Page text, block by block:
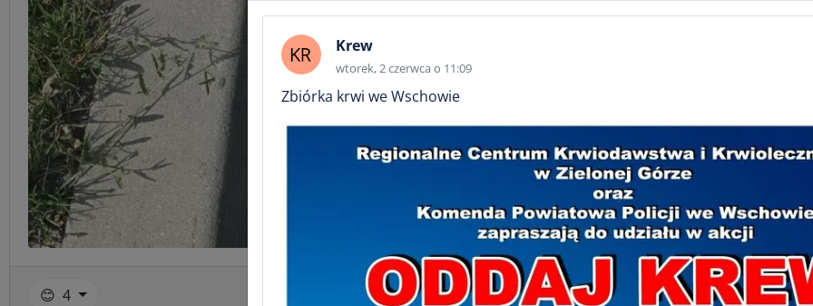
😊 4 Komentarze(4)
Krew
wtorek, 2 czerwca o 11:09
Zbiórka krwi we Wschowie